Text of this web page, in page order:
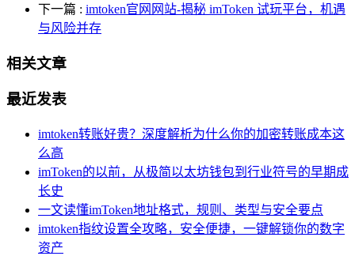
下一篇 : imtoken官网网站-揭秘 imToken 试玩平台，机遇
与风险并存
相关文章
最近发表
imtoken转账好贵？深度解析为什么你的加密转账成本这
么高
imToken的以前，从极简以太坊钱包到行业符号的早期成
长史
一文读懂imToken地址格式，规则、类型与安全要点
imtoken指纹设置全攻略，安全便捷，一键解锁你的数字
资产